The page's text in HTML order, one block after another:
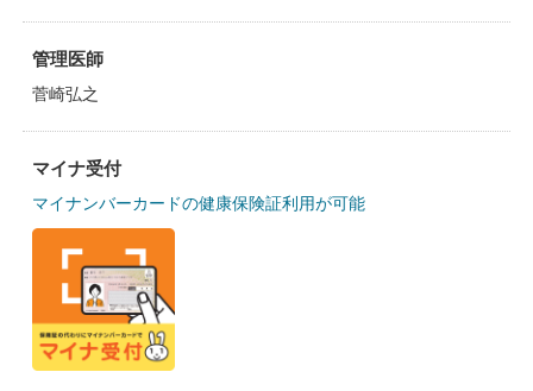
管理医師
菅崎弘之
マイナ受付
マイナンバーカードの健康保険証利用が可能